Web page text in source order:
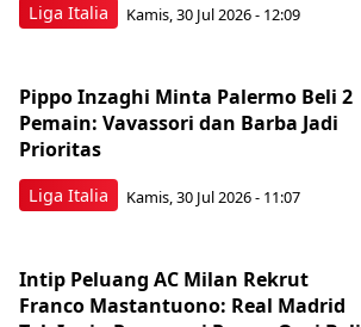
Liga Italia Kamis, 30 Jul 2026 - 12:09
Liga Italia
Pippo Inzaghi Minta Palermo Beli 2
Pemain: Vavassori dan Barba Jadi
Prioritas
Kamis, 30 Jul 2026 - 11:07
Intip Peluang AC Milan Rekrut
Franco Mastantuono: Real Madrid